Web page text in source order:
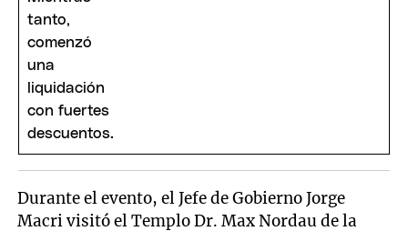
Durante el evento, el Jefe de Gobierno Jorge
Macri visitó el Templo Dr. Max Nordau de la